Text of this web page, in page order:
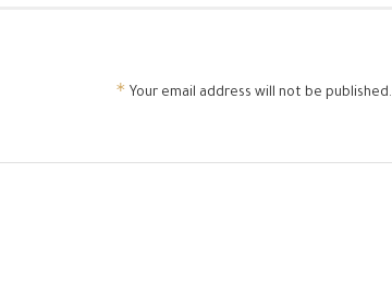
Your email address will not be published.
*